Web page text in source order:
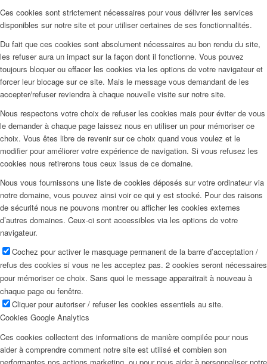
Ces cookies sont strictement nécessaires pour vous délivrer les services
disponibles sur notre site et pour utiliser certaines de ses fonctionnalités.
Du fait que ces cookies sont absolument nécessaires au bon rendu du site,
les refuser aura un impact sur la façon dont il fonctionne. Vous pouvez
toujours bloquer ou effacer les cookies via les options de votre navigateur et
forcer leur blocage sur ce site. Mais le message vous demandant de les
accepter/refuser reviendra à chaque nouvelle visite sur notre site.
Nous respectons votre choix de refuser les cookies mais pour éviter de vous
le demander à chaque page laissez nous en utiliser un pour mémoriser ce
choix. Vous êtes libre de revenir sur ce choix quand vous voulez et le
modifier pour améliorer votre expérience de navigation. Si vous refusez les
cookies nous retirerons tous ceux issus de ce domaine.
Nous vous fournissons une liste de cookies déposés sur votre ordinateur via
notre domaine, vous pouvez ainsi voir ce qui y est stocké. Pour des raisons
de sécurité nous ne pouvons montrer ou afficher les cookies externes
d’autres domaines. Ceux-ci sont accessibles via les options de votre
navigateur.
Cochez pour activer le masquage permanent de la barre d’acceptation /
refus des cookies si vous ne les acceptez pas. 2 cookies seront nécessaires
pour mémoriser ce choix. Sans quoi le message apparaitrait à nouveau à
chaque page ou fenêtre.
Cliquer pour autoriser / refuser les cookies essentiels au site.
Cookies Google Analytics
Ces cookies collectent des informations de manière compilée pour nous
aider à comprendre comment notre site est utilisé et combien son
performantes nos actions marketing, ou pour nous aider à personnaliser notre